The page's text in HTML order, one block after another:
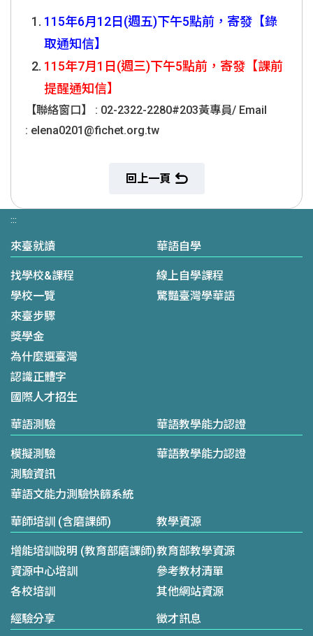
115年6月12日(週五)下午5點前，寄發【錄
取通知信】
115年7月1日(週三)下午5點前，寄發【課前
提醒通知信】
【聯絡窗口】 : 02-2322-2280#203黃專員/ Email
: elena0201@fichet.org.tw
回上一頁
:::
來臺就讀
找學校&課程
學校一覽
來臺步驟
獎學金
為什麼選臺灣
認識正體字
國際人才招生
華語自學
線上自學課程
驚豔臺灣學華語
華語測驗
模擬測驗
測驗資訊
華語文能力測驗快篩系統
華語教學能力認證
華語教學能力認證
華師培訓 (含磨課師)
增能培訓說明 (教育部磨課師)
資源中心培訓
各校培訓
教學資源
教育部教學資源
參考教材清單
其他網站資源
經驗分享 徵才訊息